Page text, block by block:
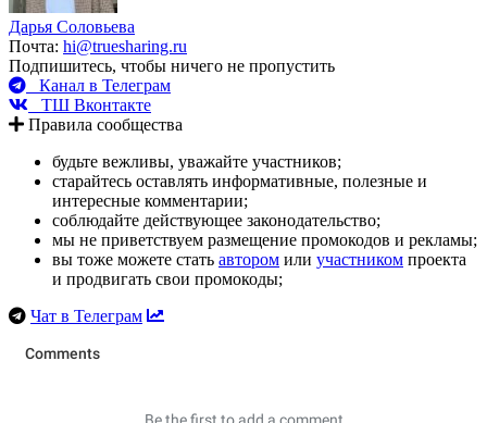
Дарья Соловьева
Почта: hi@truesharing.ru
Подпишитесь, чтобы ничего не пропустить
Канал в Телеграм
ТШ Вконтакте
Правила сообщества
будьте вежливы, уважайте участников;
старайтесь оставлять информативные, полезные и
интересные комментарии;
соблюдайте действующее законодательство;
мы не приветствуем размещение промокодов и рекламы;
вы тоже можете стать автором или участником проекта
и продвигать свои промокоды;
Чат в Телеграм